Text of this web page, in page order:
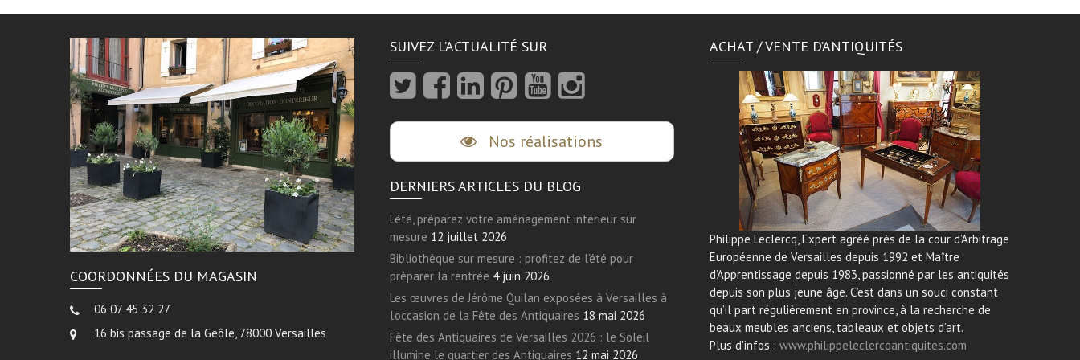
COORDONNÉES DU MAGASIN
06 07 45 32 27
16 bis passage de la Geôle, 78000 Versailles
SUIVEZ L’ACTUALITÉ SUR
Nos réalisations
DERNIERS ARTICLES DU BLOG
L’été, préparez votre aménagement intérieur sur
mesure 12 juillet 2026
Bibliothèque sur mesure : profitez de l’été pour
préparer la rentrée 4 juin 2026
Les œuvres de Jérôme Quilan exposées à Versailles à
l’occasion de la Fête des Antiquaires 18 mai 2026
Fête des Antiquaires de Versailles 2026 : le Soleil
illumine le quartier des Antiquaires 12 mai 2026
ACHAT / VENTE D’ANTIQUITÉS
Philippe Leclercq, Expert agréé près de la cour d’Arbitrage
Européenne de Versailles depuis 1992 et Maître
d’Apprentissage depuis 1983, passionné par les antiquités
depuis son plus jeune âge. C’est dans un souci constant
qu’il part régulièrement en province, à la recherche de
beaux meubles anciens, tableaux et objets d’art.
Plus d'infos : www.philippeleclercqantiquites.com